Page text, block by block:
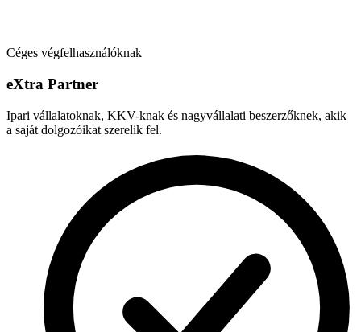
Céges végfelhasználóknak
eXtra Partner
Ipari vállalatoknak, KKV-knak és nagyvállalati beszerzőknek, akik
a saját dolgozóikat szerelik fel.